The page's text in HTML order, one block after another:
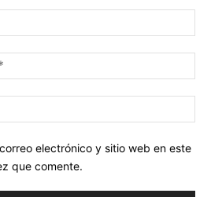
electrónico y sitio web en este
que comente.